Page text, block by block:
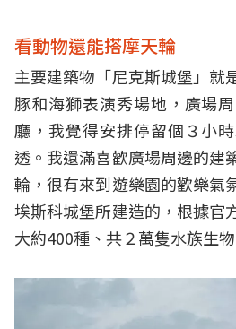
看動物還能搭摩天輪
主要建築物「尼克斯城堡」就
豚和海獅表演秀場地，廣場
廳，我覺得安排停留個３小
透。我還滿喜歡廣場周邊的建
輪，很有來到遊樂園的歡樂氣
埃斯科城堡所建造的，根據官
大約400種、共２萬隻水族生物